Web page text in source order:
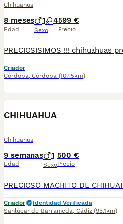
Chihuahua
8 meses
Edad
1 4
Sexo
599 €
Precio
Criador
Córdoba, Córdoba (107.5km)
CHIHUAHUA
Chihuahua
9 semanas
Edad
1
Sexo
500 €
Precio
Criador
Identidad Verificada
Sanlúcar de Barrameda, Cádiz (95.1km)